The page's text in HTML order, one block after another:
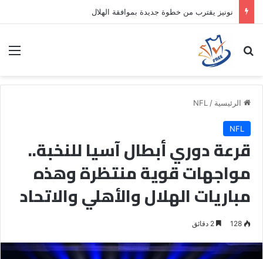
نونيز يقترب من خطوة جديدة بموافقة الهلال
بحث عن
الرئيسية /
NFL
NFL
قرعة دوري أبطال آسيا للنخبة..
مواجهات قوية منتظرة وهذه
مباريات الهلال والأهلي والاتحاد
128